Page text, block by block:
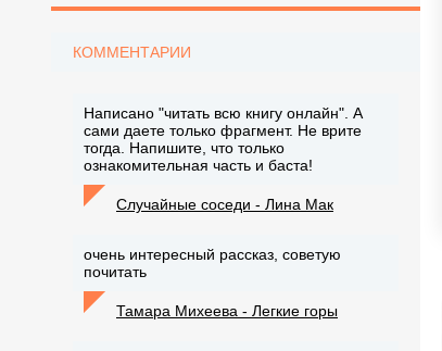
КОММЕНТАРИИ
Написано "читать всю книгу онлайн". А
сами даете только фрагмент. Не врите
тогда. Напишите, что только
ознакомительная часть и баста!
Случайные соседи - Лина Мак
очень интересный рассказ, советую
почитать
Тамара Михеева - Легкие горы